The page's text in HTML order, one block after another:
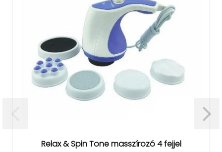
Relax & Spin Tone masszírozó 4 fejjel